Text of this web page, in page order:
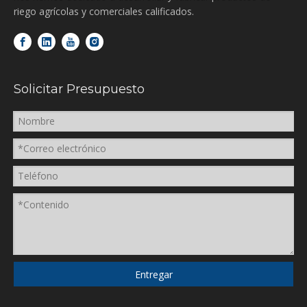
riego agrícolas y comerciales calificados.
Solicitar Presupuesto
Entregar